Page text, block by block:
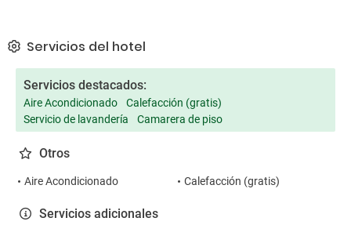
Servicios del hotel
Servicios destacados:
Aire Acondicionado
Calefacción (gratis)
Servicio de lavandería
Camarera de piso
Otros
Aire Acondicionado Calefacción (gratis)
Servicios adicionales